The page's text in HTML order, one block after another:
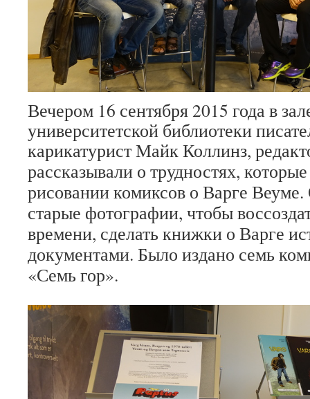
Вечером 16 сентября 2015 года в
университетской библиотеки
карикатуристМайк Коллинз,
рассказывали о трудностях,
рисовании комиксов о Варге
старые фотографии, чтобы
времени, сделать книжки о Варге
документами. Было издано семь
«Семь гор».